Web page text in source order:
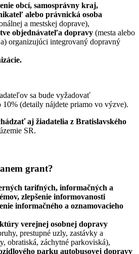
obcí, samosprávny kraj,
alebo právnická osoba
a mestskej doprave),
objednávateľa dopravy (mesta alebo
organizujúci integrovaný dopravný
sa bude vyžadovať
(detaily nájdete priamo vo výzve).
aj žiadatelia z Bratislavského
SR.
grant?
tarifných, informačných a
zlepšenie informovanosti
informačného a oznamovacieho
verejnej osobnej dopravy
prestupné uzly, zastávky a
obratiská, záchytné parkoviská),
parku autobusovej dopravy